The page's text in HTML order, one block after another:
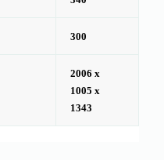
300
2006 x
1005 x
1343